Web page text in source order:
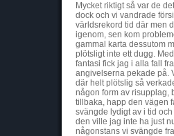
Mycket riktigt så var de
dock och vi vandrade
världsrekord tid där men
igenom, sen kom
gammal karta dessutom
plötsligt inte ett dugg.
fantasi fick jag i alla fall
angivelserna pekade på.
där helt plötslig så
någon form av risupplag,
tillbaka, happ den vägen
svängde lydigt av i tid
den ville jag inte ha just
någonstans vi svängde